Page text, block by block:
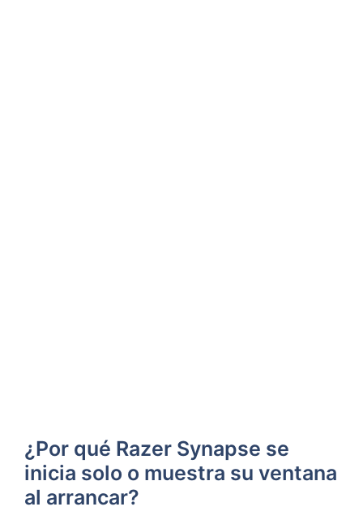
¿Por qué Razer Synapse se
inicia solo o muestra su ventana
al arrancar?